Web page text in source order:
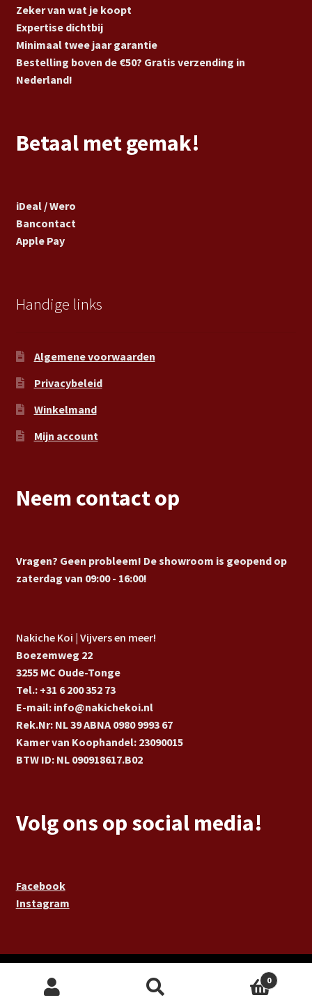
Zeker van wat je koopt
Expertise dichtbij
Minimaal twee jaar garantie
Bestelling boven de €50? Gratis verzending in
Nederland!
Betaal met gemak!
iDeal / Wero
Bancontact
Apple Pay
Handige links
Algemene voorwaarden
Privacybeleid
Winkelmand
Mijn account
Neem contact op
Vragen? Geen probleem! De showroom is geopend op
zaterdag van 09:00 - 16:00!
Nakiche Koi | Vijvers en meer!
Boezemweg 22
3255 MC Oude-Tonge
Tel.: +31 6 200 352 73
E-mail: info@nakichekoi.nl
Rek.Nr: NL 39 ABNA 0980 9993 67
Kamer van Koophandel: 23090015
BTW ID: NL 090918617.B02
Volg ons op social media!
Facebook
Instagram
0
aria-label="Lees meer over de maker van
deze website, LOKAAL 0."